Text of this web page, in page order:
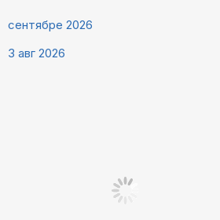
сентябре 2026
3 авг 2026